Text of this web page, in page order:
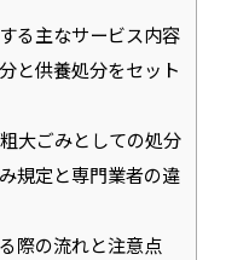
る主なサービス内容
と供養処分をセット
大ごみとしての処分
規定と専門業者の違
際の流れと注意点